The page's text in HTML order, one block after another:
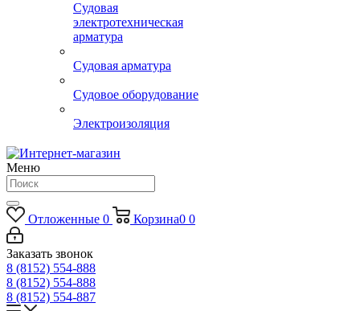
Судовая
электротехническая
арматура
Судовая арматура
Судовое оборудование
Электроизоляция
Меню
Отложенные 0 Корзина0 0
Заказать звонок
8 (8152) 554-888
8 (8152) 554-888
8 (8152) 554-887